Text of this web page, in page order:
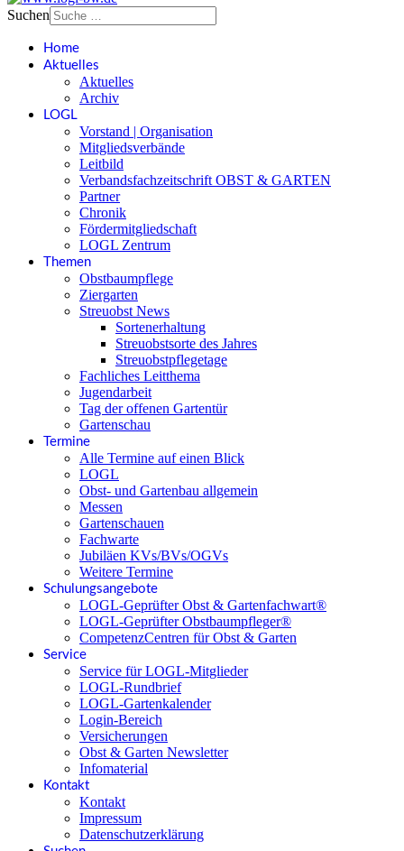
Suchen
Home
Aktuelles
Aktuelles
Archiv
LOGL
Vorstand | Organisation
Mitgliedsverbände
Leitbild
Verbandsfachzeitschrift OBST & GARTEN
Partner
Chronik
Fördermitgliedschaft
LOGL Zentrum
Themen
Obstbaumpflege
Ziergarten
Streuobst News
Sortenerhaltung
Streuobstsorte des Jahres
Streuobstpflegetage
Fachliches Leitthema
Jugendarbeit
Tag der offenen Gartentür
Gartenschau
Termine
Alle Termine auf einen Blick
LOGL
Obst- und Gartenbau allgemein
Messen
Gartenschauen
Fachwarte
Jubiläen KVs/BVs/OGVs
Weitere Termine
Schulungsangebote
LOGL-Geprüfter Obst & Gartenfachwart®
LOGL-Geprüfter Obstbaumpfleger®
CompetenzCentren für Obst & Garten
Service
Service für LOGL-Mitglieder
LOGL-Rundbrief
LOGL-Gartenkalender
Login-Bereich
Versicherungen
Obst & Garten Newsletter
Infomaterial
Kontakt
Kontakt
Impressum
Datenschutzerklärung